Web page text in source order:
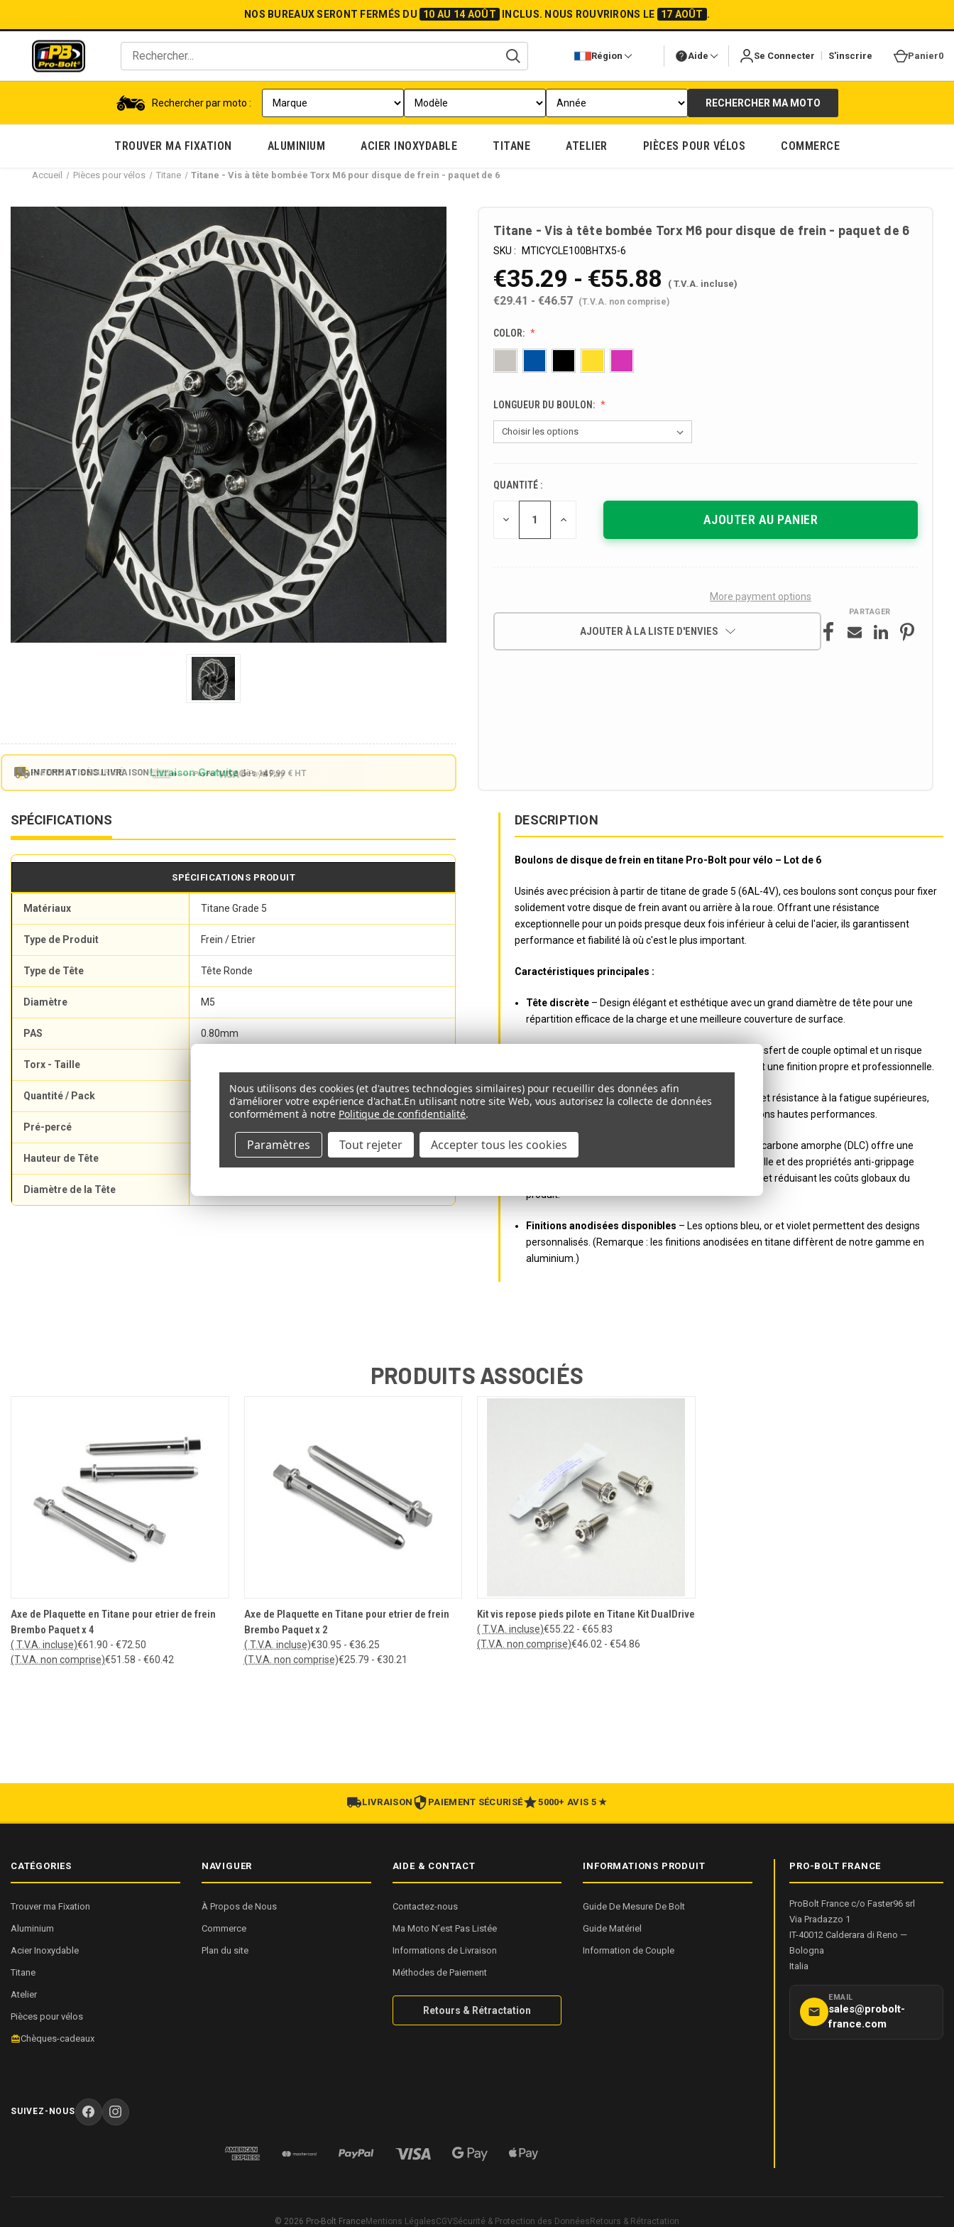
NOS BUREAUX SERONT FERMÉS DU 10 AU 14 AOÛT INCLUS. NOUS ROUVRIRONS LE 17 AOÛT .
Région Aide Se Connecter S'inscrire Panier0
Rechercher par moto : RECHERCHER MA MOTO
TROUVER MA FIXATION ALUMINIUM ACIER INOXYDABLE TITANE ATELIER PIÈCES POUR VÉLOS COMMERCE
Accueil Pièces pour vélos Titane Titane - Vis à tête bombée Torx M6 pour disque de frein - paquet de 6
Titane - Vis à tête bombée Torx M6 pour disque de frein - paquet de 6
SKU : MTICYCLE100BHTX5-6
€35.29 - €55.88 ( T.V.A. incluse)
€29.41 - €46.57 (T.V.A. non comprise)
COLOR:
LONGUEUR DU BOULON:
STOCK
ACTUEL :
QUANTITÉ :
DIMINUER
QUANTITÉ
AUGMENTER
QUANTITÉ
More payment options
AJOUTER À LA LISTE D'ENVIES
PARTAGER
INFORMATIONS LIVRAISONLivraison Gratuitedès 149,99 € HT
PAIEMENT SÉCURISÉ
SPÉCIFICATIONS
SPÉCIFICATIONS PRODUIT
Matériaux Titane Grade 5
Type de Produit Frein / Etrier
Type de Tête Tête Ronde
Diamètre M5
PAS 0.80mm
Torx - Taille
Quantité / Pack
Pré-percé
Hauteur de Tête 3.20mm
Diamètre de la Tête
DESCRIPTION
Boulons de disque de frein en titane Pro-Bolt pour vélo – Lot de 6
Usinés avec précision à partir de titane de grade 5 (6AL-4V), ces boulons sont conçus pour fixer
solidement votre disque de frein avant ou arrière à la roue. Offrant une résistance
exceptionnelle pour un poids presque deux fois inférieur à celui de l'acier, ils garantissent
performance et fiabilité là où c'est le plus important.
Caractéristiques principales :
Tête discrète – Design élégant et esthétique avec un grand diamètre de tête pour une
répartition efficace de la charge et une meilleure couverture de surface.
– Conçu pour un transfert de couple optimal et un risque
d’arrachement réduit, garantissant un maintien sûr et une finition propre et professionnelle.
Construction forgée et filetage roulé– Résistance et résistance à la fatigue supérieures,
conçues pour supporter les contraintes des applications hautes performances.
Revêtement DLC en titane noir
– Un revêtement en carbone amorphe (DLC) offre une
dureté extrême, une résistance à l'usure exceptionnelle et des propriétés anti-grippage
améliorées, prolongeant la durée de vie de la fixation et réduisant les coûts globaux du
produit.
Finitions anodisées disponibles – Les options bleu, or et violet permettent des designs
personnalisés. (Remarque : les finitions anodisées en titane diffèrent de notre gamme en
aluminium.)
PRODUITS ASSOCIÉS
CHOISIR LES OPTIONS
Axe de Plaquette en Titane pour etrier de frein
Brembo Paquet x 4
€61.90 - €72.50
( T.V.A. incluse)
€51.58 - €60.42
(T.V.A. non comprise)
CHOISIR LES OPTIONS
Axe de Plaquette en Titane pour etrier de frein
Brembo Paquet x 2
€30.95 - €36.25
( T.V.A. incluse)
€25.79 - €30.21
(T.V.A. non comprise)
CHOISIR LES OPTIONS
Kit vis repose pieds pilote en Titane Kit DualDrive
€55.22 - €65.83
( T.V.A. incluse)
€46.02 - €54.86
(T.V.A. non comprise)
LIVRAISON PAIEMENT SÉCURISÉ 5000+ AVIS 5 ★
CATÉGORIES
Trouver ma Fixation
Aluminium
Acier Inoxydable
Titane
Atelier
Pièces pour vélos
Chèques-cadeaux
NAVIGUER
À Propos de Nous
Commerce
Plan du site
AIDE & CONTACT
Contactez-nous
Ma Moto N’est Pas Listée
Informations de Livraison
Méthodes de Paiement
Retours & Rétractation
INFORMATIONS PRODUIT
Guide De Mesure De Bolt
Guide Matériel
Information de Couple
PRO-BOLT FRANCE
ProBolt France c/o Faster96 srl
Via Pradazzo 1
IT-40012 Calderara di Reno —
Bologna
Italia
EMAIL
sales@probolt-
france.com
SUIVEZ-NOUS
© 2026 Pro-Bolt FranceMentions LégalesCGVSécurité & Protection des DonnéesRetours & Rétractation
Nous utilisons des cookies (et d'autres technologies similaires) pour recueillir des données afin
d'améliorer votre expérience d'achat.En utilisant notre site Web, vous autorisez la collecte de données
conformément à notre Politique de confidentialité.
Paramètres Tout rejeter Accepter tous les cookies